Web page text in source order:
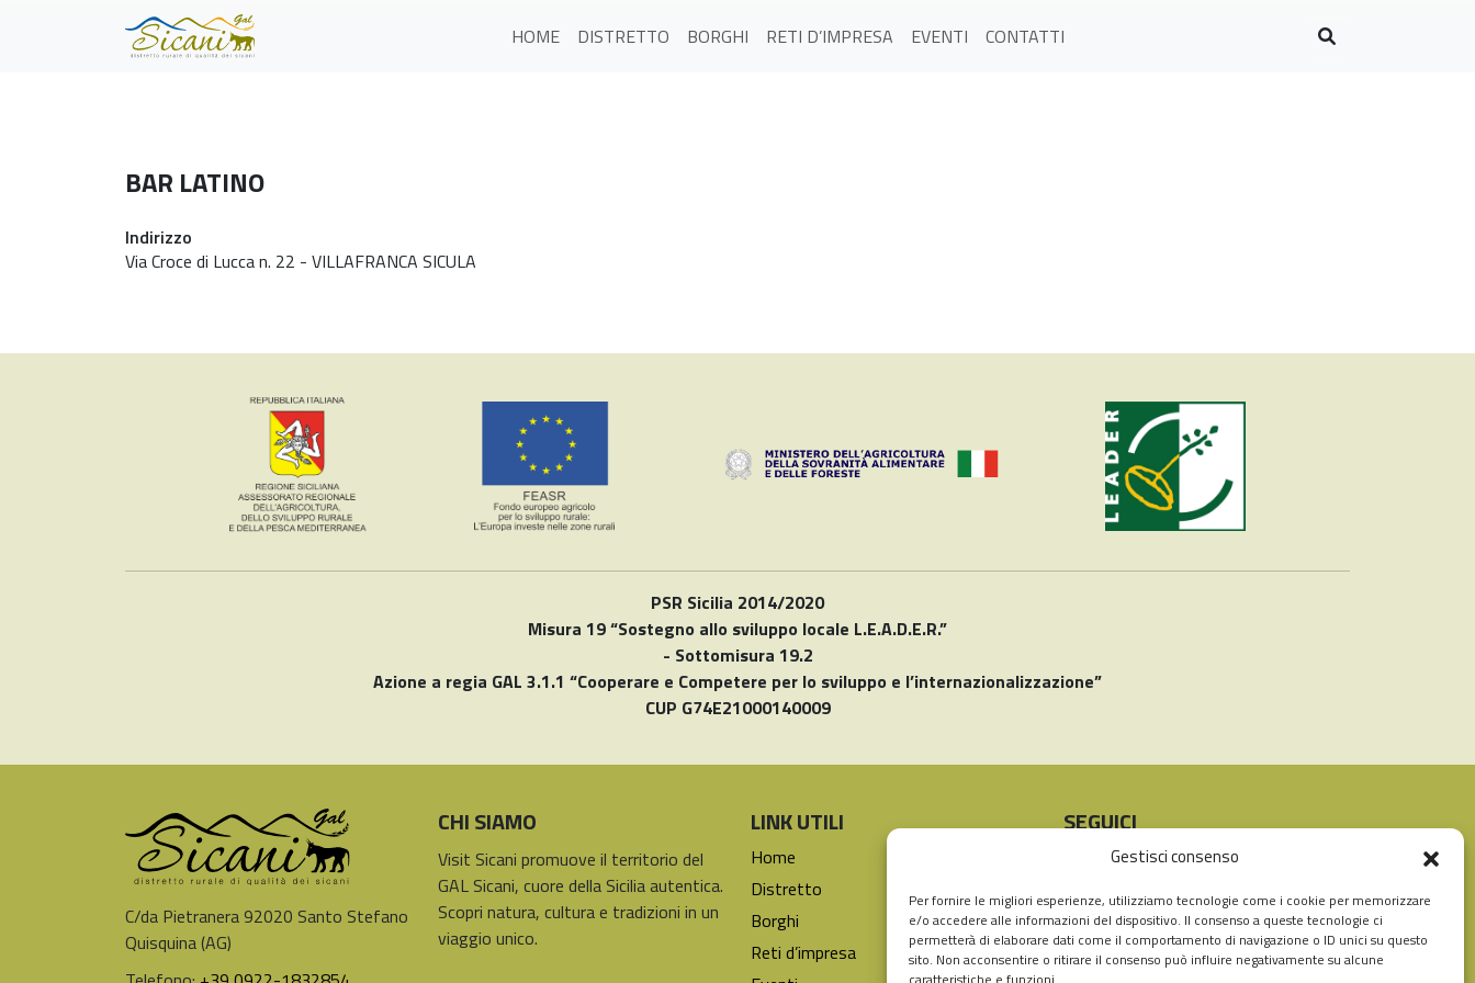
Gestisci consenso
Per fornire le migliori esperienze, utilizziamo tecnologie come i cookie per memorizzare
e/o accedere alle informazioni del dispositivo. Il consenso a queste tecnologie ci
permetterà di elaborare dati come il comportamento di navigazione o ID unici su questo
sito. Non acconsentire o ritirare il consenso può influire negativamente su alcune
HOME DISTRETTO BORGHI RETI D’IMPRESA EVENTI CONTATTI
BAR LATINO
Indirizzo
Via Croce di Lucca n. 22 - VILLAFRANCA SICULA
PSR Sicilia 2014/2020
Misura 19 “Sostegno allo sviluppo locale L.E.A.D.E.R.”
- Sottomisura 19.2
Azione a regia GAL 3.1.1 “Cooperare e Competere per lo sviluppo e l’internazionalizzazione”
CUP G74E21000140009
C/da Pietranera 92020 Santo Stefano
Quisquina (AG)
CHI SIAMO
Visit Sicani promuove il territorio del
GAL Sicani, cuore della Sicilia autentica.
Scopri natura, cultura e tradizioni in un
viaggio unico.
LINK UTILI
Home
Distretto
Borghi
Reti d’impresa
SEGUICI
Instagram
Facebook